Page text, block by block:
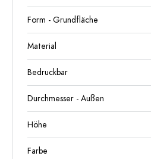
Form - Grundfläche
Material
Bedruckbar
Durchmesser - Außen
Höhe
Farbe